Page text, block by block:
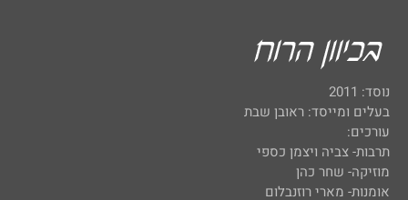
נוסד: 2011
בעלים ומייסד: ראובן שבת
עורכים:
תרבות- צביה ויצמן כספי
מוזיקה- שחר כהן
אומנות- מארי רוזנבלום